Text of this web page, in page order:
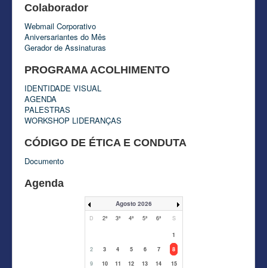
Colaborador
Webmail Corporativo
Aniversariantes do Mês
Gerador de Assinaturas
PROGRAMA ACOLHIMENTO
IDENTIDADE VISUAL
AGENDA
PALESTRAS
WORKSHOP LIDERANÇAS
CÓDIGO DE ÉTICA E CONDUTA
Documento
Agenda
Agosto 2026
D 2ª 3ª 4ª 5ª 6ª S
1
2
3 4 5 6 7
8
9
10 11 12 13 14
15